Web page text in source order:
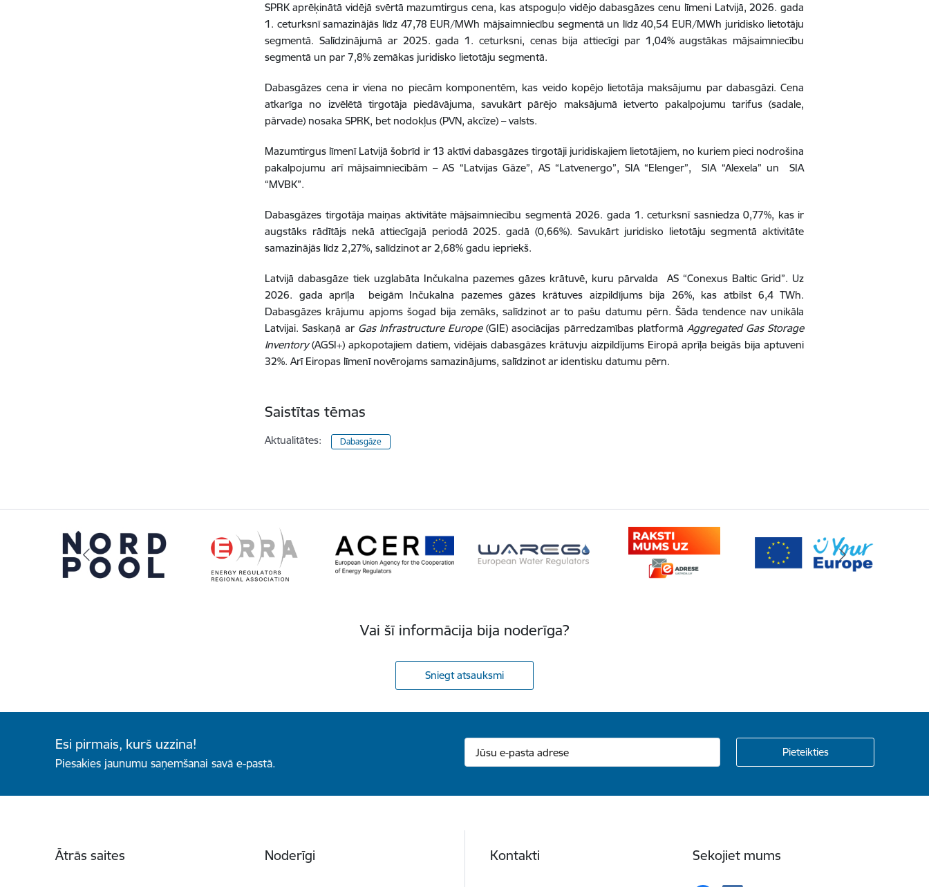
SPRK aprēķinātā vidējā svērtā mazumtirgus cena, kas atspoguļo vidējo dabasgāzes cenu līmeni Latvijā, 2026. gada
1. ceturksnī samazinājās līdz 47,78 EUR/MWh mājsaimniecību segmentā un līdz 40,54 EUR/MWh juridisko lietotāju
segmentā. Salīdzinājumā ar 2025. gada 1. ceturksni, cenas bija attiecīgi par 1,04% augstākas mājsaimniecību
segmentā un par 7,8% zemākas juridisko lietotāju segmentā.
Dabasgāzes cena ir viena no piecām komponentēm, kas veido kopējo lietotāja maksājumu par dabasgāzi. Cena
atkarīga no izvēlētā tirgotāja piedāvājuma, savukārt pārējo maksājumā ietverto pakalpojumu tarifus (sadale,
pārvade) nosaka SPRK, bet nodokļus (PVN, akcīze) – valsts.
Mazumtirgus līmenī Latvijā šobrīd ir 13 aktīvi dabasgāzes tirgotāji juridiskajiem lietotājiem, no kuriem pieci nodrošina
pakalpojumu arī mājsaimniecībām – AS “Latvijas Gāze”, AS “Latvenergo”, SIA “Elenger”, SIA “Alexela” un SIA
“MVBK”.
Dabasgāzes tirgotāja maiņas aktivitāte mājsaimniecību segmentā 2026. gada 1. ceturksnī sasniedza 0,77%, kas ir
augstāks rādītājs nekā attiecīgajā periodā 2025. gadā (0,66%). Savukārt juridisko lietotāju segmentā aktivitāte
samazinājās līdz 2,27%, salīdzinot ar 2,68% gadu iepriekš.
Latvijā dabasgāze tiek uzglabāta Inčukalna pazemes gāzes krātuvē, kuru pārvalda AS “Conexus Baltic Grid”. Uz
2026. gada aprīļa beigām Inčukalna pazemes gāzes krātuves aizpildījums bija 26%, kas atbilst 6,4 TWh.
Dabasgāzes krājumu apjoms šogad bija zemāks, salīdzinot ar to pašu datumu pērn. Šāda tendence nav unikāla
Latvijai. Saskaņā ar Gas Infrastructure Europe(GIE) asociācijas pārredzamības platformā Aggregated Gas Storage
Inventory(AGSI+) apkopotajiem datiem, vidējais dabasgāzes krātuvju aizpildījums Eiropā aprīļa beigās bija aptuveni
32%. Arī Eiropas līmenī novērojams samazinājums, salīdzinot ar identisku datumu pērn.
Saistītas tēmas
Aktualitātes: Dabasgāze
Vai šī informācija bija noderīga?
Sniegt atsauksmi
Esi pirmais, kurš uzzina!
Piesakies jaunumu saņemšanai savā e-pastā.
Ātrās saites Noderīgi Kontakti Sekojiet mums